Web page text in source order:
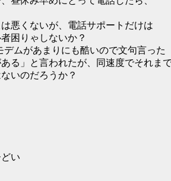
悪くないが、電話サポートだけは
困りゃしないか？
ムがあまりにも酷いので文句言った
る」と言われたが、同速度でそれま
いのだろうか？
い